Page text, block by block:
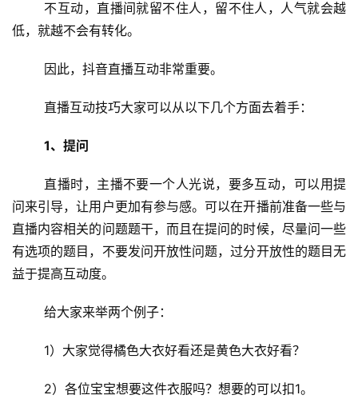
低，就越不会有转化。
	因此，抖音直播互动非常重要。
	直播互动技巧大家可以从以下几个方面去着手：
1、提问
问来引导，让用户更加有参与感。可以在开播前准备一些与
直播内容相关的问题题干，而且在提问的时候，尽量问一些
有选项的题目，不要发问开放性问题，过分开放性的题目无
益于提高互动度。
	给大家来举两个例子：
	1）大家觉得橘色大衣好看还是黄色大衣好看？
	2）各位宝宝想要这件衣服吗？想要的可以扣1。